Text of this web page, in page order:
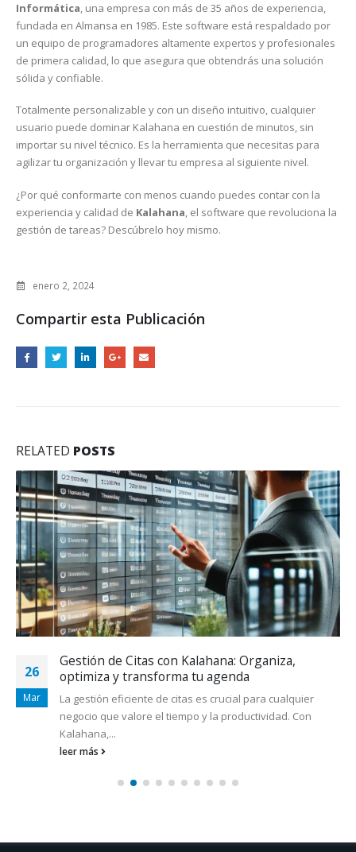
Informática, una empresa con más de 35 años de experiencia,
fundada en Almansa en 1985. Este software está respaldado por
un equipo de programadores altamente expertos y profesionales
de primera calidad, lo que asegura que obtendrás una solución
sólida y confiable.
Totalmente personalizable y con un diseño intuitivo, cualquier
usuario puede dominar Kalahana en cuestión de minutos, sin
importar su nivel técnico. Es la herramienta que necesitas para
agilizar tu organización y llevar tu empresa al siguiente nivel.
¿Por qué conformarte con menos cuando puedes contar con la
experiencia y calidad de Kalahana, el software que revoluciona la
gestión de tareas? Descúbrelo hoy mismo.
enero 2, 2024
Compartir esta Publicación
RELATED POSTS
26
Mar
Gestión de Citas con Kalahana: Organiza,
optimiza y transforma tu agenda
La gestión eficiente de citas es crucial para cualquier
negocio que valore el tiempo y la productividad. Con
Kalahana,...
leer más